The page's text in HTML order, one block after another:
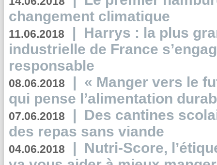
changement climatique
11.06.2018 | Harrys : la plus
industrielle de France
responsable
08.06.2018 | « Manger vers le
qui pense l’alimentation
07.06.2018 | Des cantines
des repas sans viande
04.06.2018 | Nutri-Score,